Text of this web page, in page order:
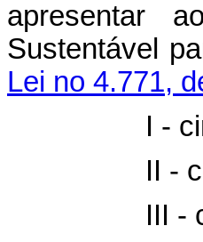
apresentar
Sustentável
Lei no 4.771,
cem mil
cinqüenta